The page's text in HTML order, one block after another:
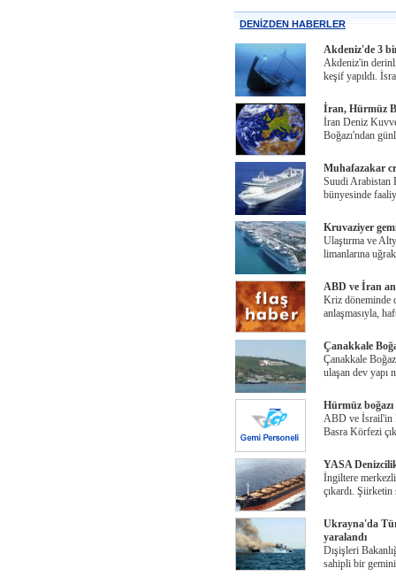
DENİZDEN HABERLER
Akdeniz'de 3
Akdeniz'in
keşif yapıldı.
İran, Hürmüz
İran Deniz
Boğazı'ndan
Muhafazakar
Suudi Arabistan
bünyesinde
Kruvaziyer gemi
Ulaştırma ve
limanlarına
ABD ve İran
Kriz döneminde
anlaşmasıyla,
Çanakkale
Çanakkale
ulaşan dev yapı
Hürmüz
ABD ve İsrail'in
Basra Körfezi
YASA
İngiltere
çıkardı.
Ukrayna'da
yaralandı
Dışişleri
sahipli bir